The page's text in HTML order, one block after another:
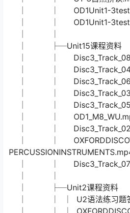
│ │ └─Unit7教材音频
│ │
│ │
│ │
│ │
│ │
│ │
│ │
│ │
│ ├─U1-U3单元测试
│ │ 考前须知.pdf
│ │ U1-3自然拼读
│ │ OD1Unit1-3test答案
│ │ OD1Unit1-3test(打
│ │
│ ├─Unit15课程资料
│ │
│ │